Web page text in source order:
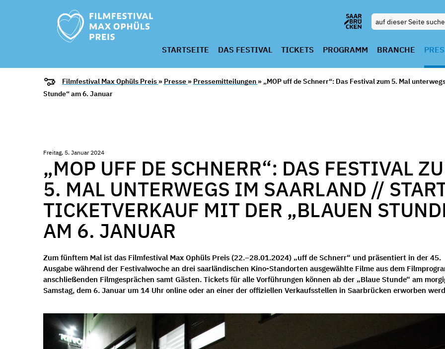
STARTSEITE DAS FESTIVAL TICKETS PROGRAMM BRANCHE
Filmfestival Max Ophüls Preis » Presse » Pressemitteilungen » „MOP uff de Schnerr“: Das Festival zum 5. Mal
Stunde“ am 6. Januar
Freitag, 5. Januar 2024
„MOP UFF DE SCHNERR“: DAS FESTIVAL
5. MAL UNTERWEGS IM SAARLAND //
TICKETVERKAUF MIT DER „BLAUEN
AM 6. JANUAR
Zum fünftem Mal ist das Filmfestival Max Ophüls Preis (22.–28.01.2024) „uff de Schnerr“ und präsentiert in der 45.
Ausgabe während der Festivalwoche an drei saarländischen Kino-Standorten ausgewählte Filme aus dem
anschließenden Filmgesprächen samt Gästen. Tickets für alle Vorführungen können ab der „Blaue Stunde“ am
Samstag, dem 6. Januar um 14 Uhr online oder an einer der offiziellen Verkaufsstellen in Saarbrücken erworben